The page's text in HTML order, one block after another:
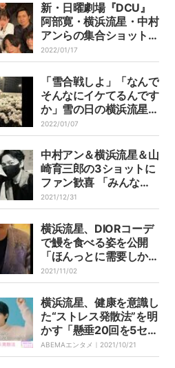
新・日曜劇場『DCU』
阿部寛・横浜流星・中村
アンらの集合ショットに
喜びの声！「楽しそう」
「チームワークばっち
り」
2022/01/17
「雪合戦しよ」「なんで
そんなにイケてるんです
か」雪の日の横浜流星オ
フショットにファン悶
絶！
2022/01/07
中村アン＆横浜流星＆山
崎育三郎の3ショットに
ファン歓喜 「みんな素
敵」「DCU楽しみ」の
声
2021/12/31
横浜流星、DIORコーデ
で鰻を食べる姿を公開
「ほんっとに需要しかな
い」「カッコイイ」とフ
ァン絶賛
2021/11/02
横浜流星、健康を意識し
た“ストレス発散法”を明
かす「懸垂20回を5セッ
トやって」
ABEMAエンタメ｜ 2021/10/21